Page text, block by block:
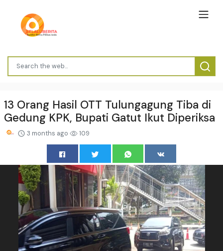
13 Orang Hasil OTT Tulungagung Tiba di
Gedung KPK, Bupati Gatut Ikut Diperiksa
3 months ago 109